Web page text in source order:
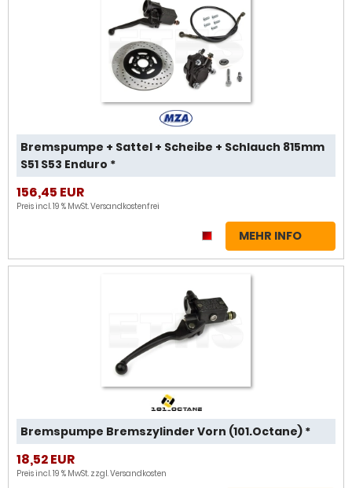
Bremspumpe + Sattel + Scheibe + Schlauch 815mm
S51 S53 Enduro *
156,45 EUR
Preis incl. 19 % MwSt.Versandkostenfrei
MEHR INFO
Bremspumpe Bremszylinder Vorn (101.Octane) *
18,52 EUR
Preis incl. 19 % MwSt. zzgl.Versandkosten